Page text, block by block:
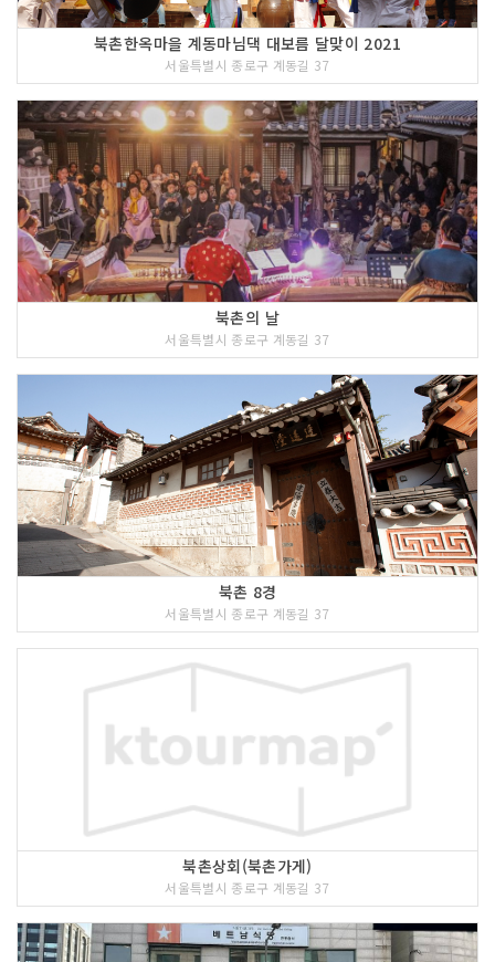
인사동은 매주 토/일요일마다 차 없는 거
리로 지정되어 시민과 함께 하는 문화공
간으로 다시 태어났다. 이날은 기존 가게
는 물론 거리에는 전통공연과 전시는 물
론 엿장수, 사주와 궁합을 보는 할아버지
가 함께 한다. 이 속에서 즐거움을 찾는
이들은 바로 각국에서 몰려든 외국인들이
다. 한국의 전통문화를 보기 위해 찾아든
외국인 관광객들은 전통가게에서 고물건
을 보거나 고미술을 산다. 그리고 거리에
있는 엿을 사고 전통 파전을 먹는다. 도심
에서 느끼는 전통의 멋에 빠진 외국인들
의 모습도 많이 볼 수 있다.
6 코스 : 쌈지길
북촌한옥마을 계동마님댁 대보름 달맞이 2021
서울특별시 종로구 계동길 37
북촌의 날
서울특별시 종로구 계동길 37
북촌 8경
서울특별시 종로구 계동길 37
북촌상회(북촌가게)
서울특별시 종로구 계동길 37